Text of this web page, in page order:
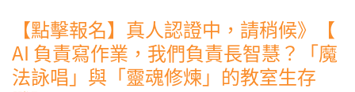
【點擊報名】真人認證中，請稍候》【
AI 負責寫作業，我們負責長智慧？「魔
法詠唱」與「靈魂修煉」的教室生存